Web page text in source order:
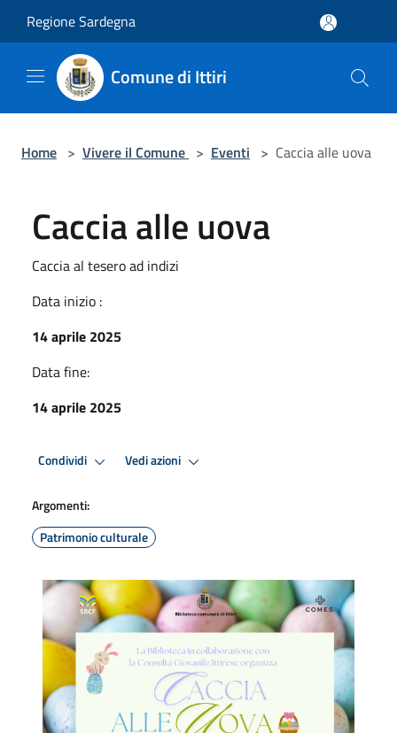
Regione Sardegna
Comune di Ittiri
Home > Vivere il Comune > Eventi > Caccia alle uova
Caccia alle uova
Caccia al tesero ad indizi
Data inizio :
14 aprile 2025
Data fine:
14 aprile 2025
Condividi Vedi azioni
Argomenti:
Patrimonio culturale